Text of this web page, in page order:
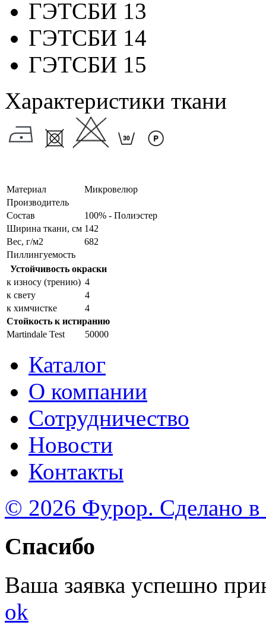
ГЭТСБИ 13
ГЭТСБИ 14
ГЭТСБИ 15
Характеристики ткани
Материал
Микровелюр
Производитель
Состав
100% - Полиэстер
Ширина ткани, см 142
Вес, г/м2
682
Пиллингуемость
Устойчивость окраски
к износу (трению) 4
к свету
4
к химчистке
4
Стойкость к истиранию
Martindale Test
50000
Каталог
О компании
Сотрудничество
Новости
Контакты
© 2026 Фурор. Сделано в
Спасибо
Ваша заявка успешно
ok